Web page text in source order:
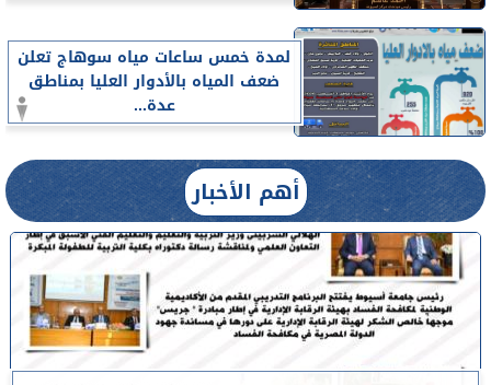
لمدة خمس ساعات مياه سوهاج تعلن
ضعف المياه بالأدوار العليا بمناطق
عدة...
أهم الأخبار